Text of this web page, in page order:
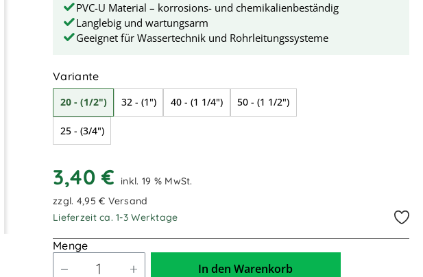
PVC-U Material – korrosions- und chemikalienbeständig
Langlebig und wartungsarm
Geeignet für Wassertechnik und Rohrleitungssysteme
Varianteauswählen
20 - (1/2") 32 - (1") 40 - (1 1/4") 50 - (1 1/2")
25 - (3/4")
3,40 €
inkl. 19 % MwSt.
zzgl. 4,95 € Versand
Lieferzeit ca. 1-3 Werktage
Menge
In den Warenkorb